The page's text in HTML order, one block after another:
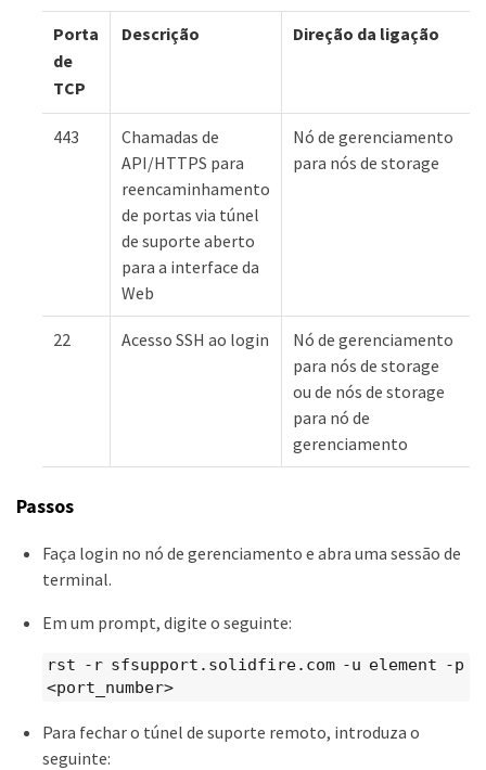
Porta
de
TCP
Descrição Direção da ligação
443
Chamadas de
API/HTTPS para
reencaminhamento
de portas via túnel
de suporte aberto
para a interface da
Web
Nó de gerenciamento
para nós de storage
22 Acesso SSH ao login
Nó de gerenciamento
para nós de storage
ou de nós de storage
para nó de
gerenciamento
Passos
Faça login no nó de gerenciamento e abra uma sessão de
terminal.
Em um prompt, digite o seguinte:
rst -r sfsupport.solidfire.com -u element -p
<port_number>
Para fechar o túnel de suporte remoto, introduza o
seguinte: